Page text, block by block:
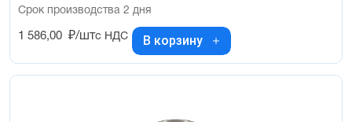
Срок производства 2 дня
1 586,00 ₽/штс НДС В корзину